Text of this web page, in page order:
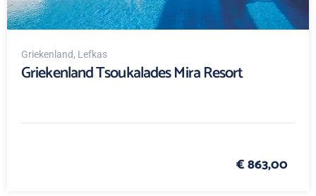
Griekenland, Lefkas
Griekenland Tsoukalades Mira Resort
€ 863,00